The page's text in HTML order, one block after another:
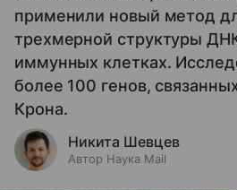
применили новый метод
трехмерной структуры
иммунных клетках.
более 100 генов,
Крона.
Никита Шевцев
Автор Наука Mail